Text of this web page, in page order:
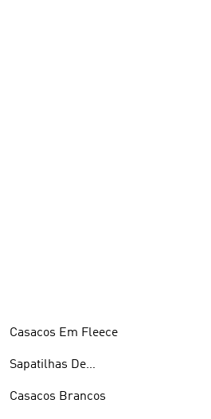
Casacos Em Fleece
Sapatilhas De
Casacos Brancos